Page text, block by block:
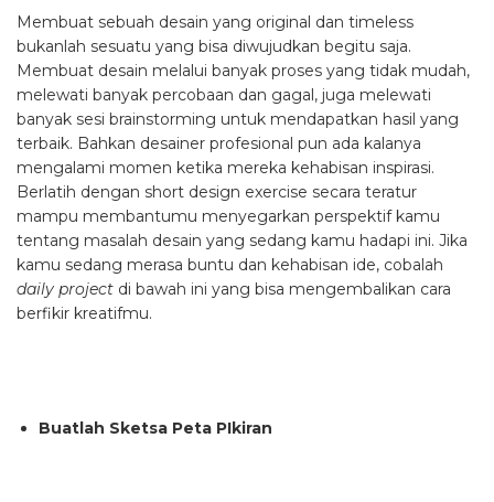
Membuat sebuah desain yang original dan timeless
bukanlah sesuatu yang bisa diwujudkan begitu saja.
Membuat desain melalui banyak proses yang tidak mudah,
melewati banyak percobaan dan gagal, juga melewati
banyak sesi brainstorming untuk mendapatkan hasil yang
terbaik. Bahkan desainer profesional pun ada kalanya
mengalami momen ketika mereka kehabisan inspirasi.
Berlatih dengan short design exercise secara teratur
mampu membantumu menyegarkan perspektif kamu
tentang masalah desain yang sedang kamu hadapi ini. Jika
kamu sedang merasa buntu dan kehabisan ide, cobalah
daily project di bawah ini yang bisa mengembalikan cara
berfikir kreatifmu.
Buatlah Sketsa Peta PIkiran